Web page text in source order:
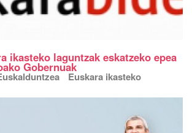
ikasteko laguntzak eskatzeko epea
Gobernuak
Euskara ikasteko